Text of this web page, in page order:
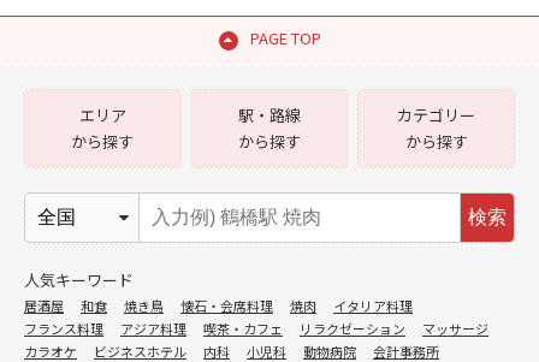
PAGE TOP
エリア
から探す
駅・路線
から探す
カテゴリー
から探す
検索
人気キーワード
居酒屋 和食 焼き鳥 懐石・会席料理 焼肉
イタリア料理
フランス料理
アジア料理 喫茶・カフェ リラクゼーション
マッサージ
カラオケ
ビジネスホテル 内科 小児科 動物病院
会計事務所